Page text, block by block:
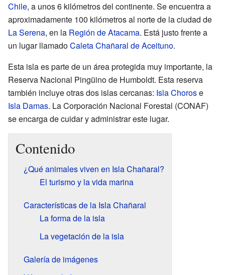
Chile, a unos 6 kilómetros del continente. Se encuentra a
aproximadamente 100 kilómetros al norte de la ciudad de
La Serena, en la Región de Atacama. Está justo frente a
un lugar llamadoCaleta Chañaral de Aceituno.
Esta isla es parte de un área protegida muy importante, la
Reserva Nacional Pingüino de Humboldt. Esta reserva
también incluye otras dos islas cercanas: Isla Chorose
Isla Damas. La Corporación Nacional Forestal (CONAF)
se encarga de cuidar y administrar este lugar.
Contenido
¿Qué animales viven en Isla Chañaral?
El turismo y la vida marina
Características de la Isla Chañaral
La forma de la isla
La vegetación de la isla
Galería de imágenes